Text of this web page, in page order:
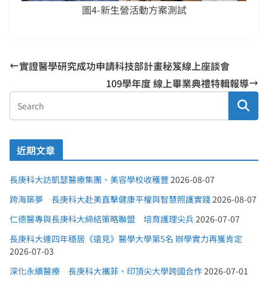
圖4-新生營活動方案測試
實證醫學研究成功申請科技部計畫秘笈線上座談會
109學年度 線上畢業典禮特輯報導
近期文章
長庚科大訪凱瑟醫療集團、美容學校收穫豐 2026-08-07
跨海築夢 長庚科大赴美直擊健康平權與智慧照護實踐2026-08-07
仁德醫專與長庚科大締結策略聯盟 培育護理尖兵2026-07-07
長庚科大連四年穩居《遠見》醫學大學第5名 辦學實力再獲肯定
2026-07-03
深化永續醫療 長庚科大攜菲、印頂尖大學跨國合作2026-07-01